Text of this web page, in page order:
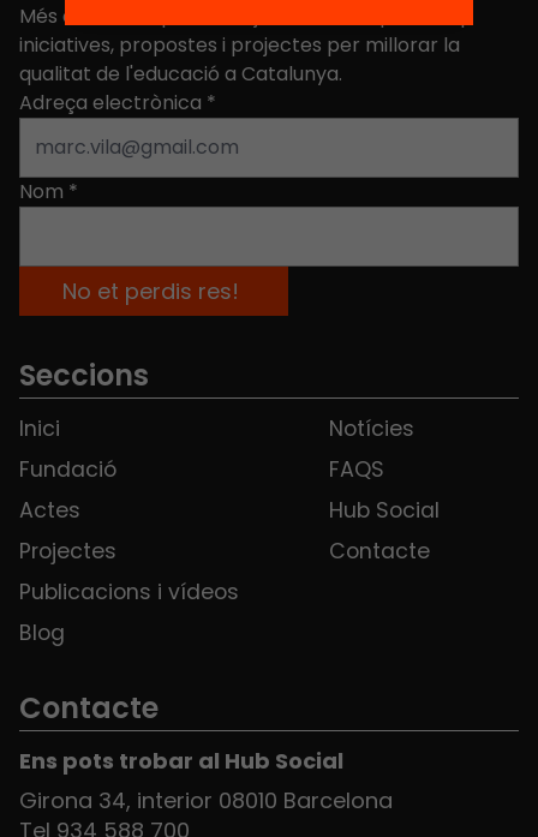
Més de 40.000 persones ja han triat Equitat. Rep
iniciatives, propostes i projectes per millorar la
qualitat de l'educació a Catalunya.
Adreça electrònica *
Nom *
Seccions
Inici
Fundació
Actes
Projectes
Publicacions i vídeos
Blog
Notícies
FAQS
Hub Social
Contacte
Contacte
Ens pots trobar al Hub Social
Girona 34, interior 08010 Barcelona
Tel 934 588 700